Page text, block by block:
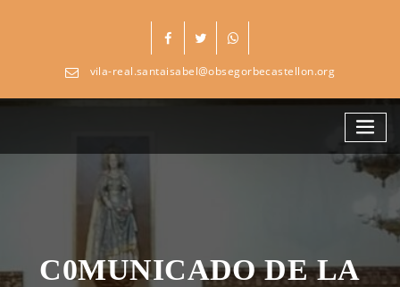
vila-real.santaisabel@obsegorbecastellon.org
C0MUNICADO DE LA